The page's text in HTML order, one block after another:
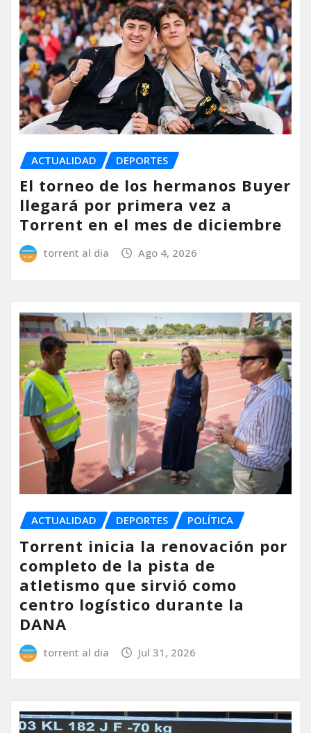
ACTUALIDAD DEPORTES
El torneo de los hermanos Buyer
llegará por primera vez a
Torrent en el mes de diciembre
torrent al dia Ago 4, 2026
ACTUALIDAD DEPORTES POLÍTICA
Torrent inicia la renovación por
completo de la pista de
atletismo que sirvió como
centro logístico durante la
DANA
torrent al dia Jul 31, 2026